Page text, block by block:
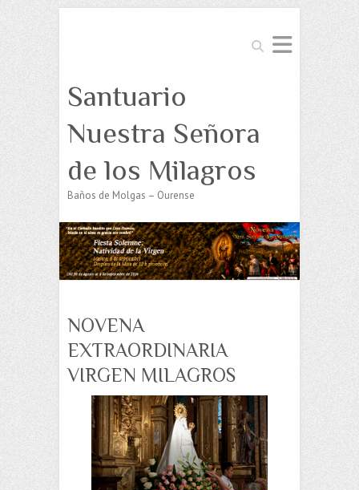
Buscar
Santuario
Nuestra Señora
de los Milagros
Baños de Molgas – Ourense
NOVENA
EXTRAORDINARIA
VIRGEN MILAGROS